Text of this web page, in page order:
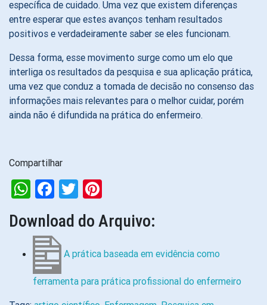
específica de cuidado. Uma vez que existem diferenças
entre esperar que estes avanços tenham resultados
positivos e verdadeiramente saber se eles funcionam.
Dessa forma, esse movimento surge como um elo que
interliga os resultados da pesquisa e sua aplicação prática,
uma vez que conduz a tomada de decisão no consenso das
informações mais relevantes para o melhor cuidar, porém
ainda não é difundida na prática do enfermeiro.
Compartilhar
WhatsApp
Facebook
Twitter
Download do Arquivo:
A prática baseada em evidência como
ferramenta para prática profissional do enfermeiro